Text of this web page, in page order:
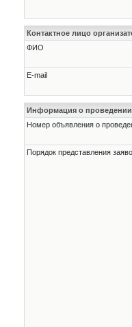
Контактное лицо
ФИО
E-mail
Информация о проведении
Номер объявления о
Порядок представления